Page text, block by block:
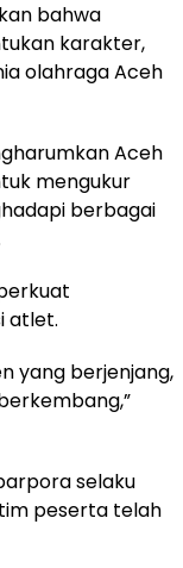
bahwa
karakter,
olahraga Aceh
Aceh
mengukur
berbagai
atlet.
yang berjenjang,
selaku
tim peserta telah